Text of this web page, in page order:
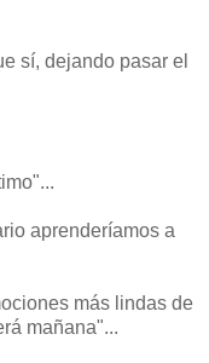
sí, dejando pasar el
aprenderíamos a
más lindas de
mañana"...